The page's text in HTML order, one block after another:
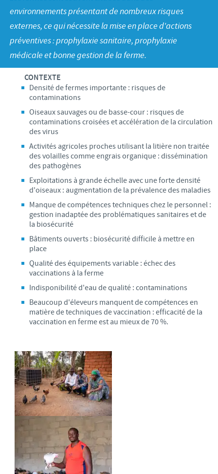
Avantages du poussin Ceva Inside
C.H.I.C.K. Program®
Vaccins couvoirs
Importance de la responsabilité
Programmes de soutien
Business et partenariat scientifique
CARRIERE
Offres d'emploi
CONTACTEZ-NOUS
environnements présentant de nombreux risques
externes, ce qui nécessite la mise en place d'actions
préventives : prophylaxie sanitaire, prophylaxie
médicale et bonne gestion de la ferme.
CONTEXTE
Densité de fermes importante : risques de
contaminations
Oiseaux sauvages ou de basse-cour : risques de
contaminations croisées et accélération de la circulation
des virus
Activités agricoles proches utilisant la litière non traitée
des volailles comme engrais organique : dissémination
des pathogènes
Exploitations à grande échelle avec une forte densité
d'oiseaux : augmentation de la prévalence des maladies
Manque de compétences techniques chez le personnel :
gestion inadaptée des problématiques sanitaires et de
la biosécurité
Bâtiments ouverts : biosécurité difficile à mettre en
place
Qualité des équipements variable : échec des
vaccinations à la ferme
Indisponibilité d'eau de qualité : contaminations
Beaucoup d'éleveurs manquent de compétences en
matière de techniques de vaccination : efficacité de la
vaccination en ferme est au mieux de 70 %.